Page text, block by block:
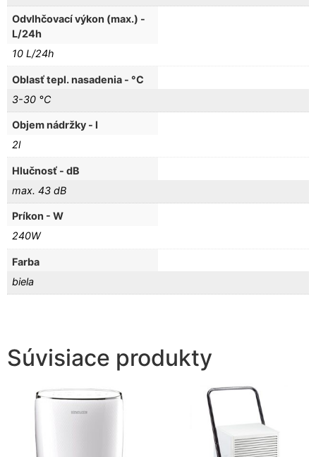
Odvlhčovací výkon (max.) -
L/24h
10 L/24h
Oblasť tepl. nasadenia - °C
3-30 °C
Objem nádržky - l
2l
Hlučnosť - dB
max. 43 dB
Príkon - W
240W
Farba
biela
Súvisiace produkty